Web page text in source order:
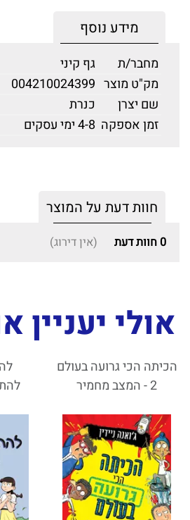
מידע נוסף
מחבר/ת
גף קיני
מק"ט מוצר 004210024399
שם יצרן
כנרת
זמן אספקה 4-8 ימי עסקים
חוות דעת על המוצר
0 חוות דעת (אין דירוג)
אולי יעניין
הכיתה הכי גרועה בעולם
2 - המצב מחמיר